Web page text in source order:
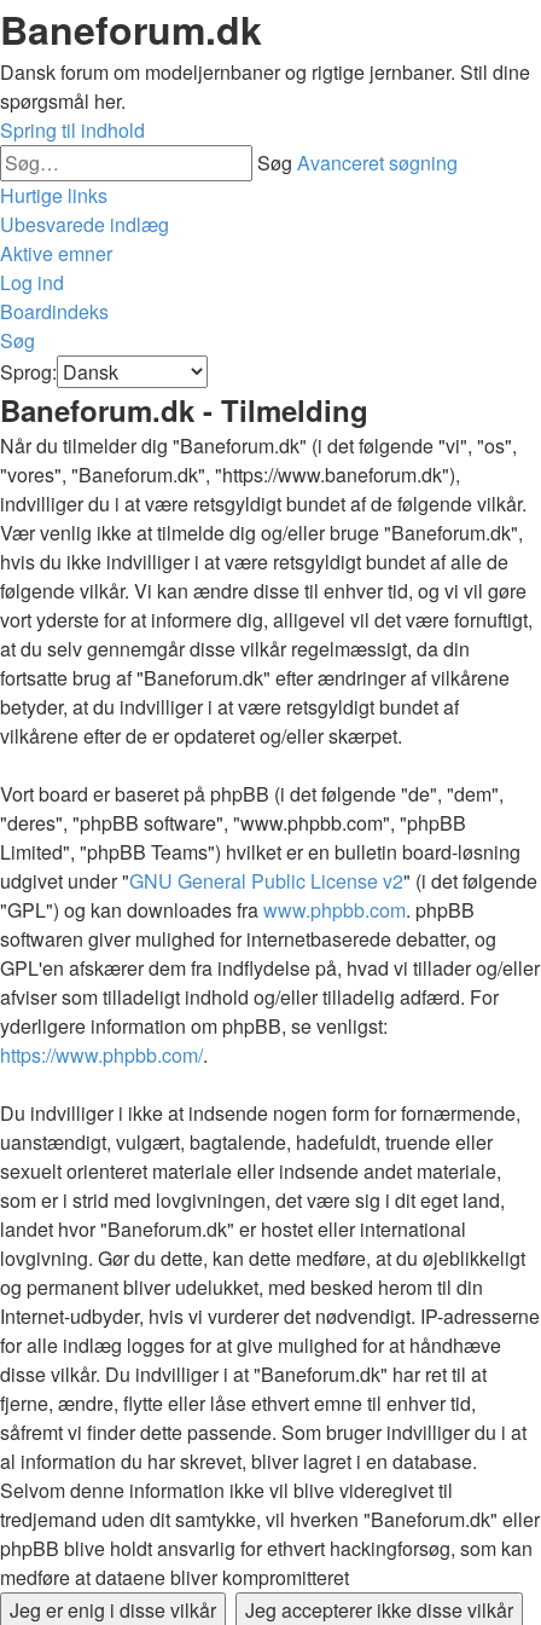
Baneforum.dk
Dansk forum om modeljernbaner og rigtige jernbaner. Stil dine
spørgsmål her.
Spring til indhold
Søg Avanceret søgning
Hurtige links
Ubesvarede indlæg
Aktive emner
Log ind
Boardindeks
Søg
Sprog:
Baneforum.dk - Tilmelding
Når du tilmelder dig "Baneforum.dk" (i det følgende "vi", "os",
"vores", "Baneforum.dk", "https://www.baneforum.dk"),
indvilliger du i at være retsgyldigt bundet af de følgende vilkår.
Vær venlig ikke at tilmelde dig og/eller bruge "Baneforum.dk",
hvis du ikke indvilliger i at være retsgyldigt bundet af alle de
følgende vilkår. Vi kan ændre disse til enhver tid, og vi vil gøre
vort yderste for at informere dig, alligevel vil det være fornuftigt,
at du selv gennemgår disse vilkår regelmæssigt, da din
fortsatte brug af "Baneforum.dk" efter ændringer af vilkårene
betyder, at du indvilliger i at være retsgyldigt bundet af
vilkårene efter de er opdateret og/eller skærpet.
Vort board er baseret på phpBB (i det følgende "de", "dem",
"deres", "phpBB software", "www.phpbb.com", "phpBB
Limited", "phpBB Teams") hvilket er en bulletin board-løsning
udgivet under "GNU General Public License v2" (i det følgende
"GPL") og kan downloades frawww.phpbb.com. phpBB
softwaren giver mulighed for internetbaserede debatter, og
GPL'en afskærer dem fra indflydelse på, hvad vi tillader og/eller
afviser som tilladeligt indhold og/eller tilladelig adfærd. For
yderligere information om phpBB, se venligst:
https://www.phpbb.com/.
Du indvilliger i ikke at indsende nogen form for fornærmende,
uanstændigt, vulgært, bagtalende, hadefuldt, truende eller
sexuelt orienteret materiale eller indsende andet materiale,
som er i strid med lovgivningen, det være sig i dit eget land,
landet hvor "Baneforum.dk" er hostet eller international
lovgivning. Gør du dette, kan dette medføre, at du øjeblikkeligt
og permanent bliver udelukket, med besked herom til din
Internet-udbyder, hvis vi vurderer det nødvendigt. IP-adresserne
for alle indlæg logges for at give mulighed for at håndhæve
disse vilkår. Du indvilliger i at "Baneforum.dk" har ret til at
fjerne, ændre, flytte eller låse ethvert emne til enhver tid,
såfremt vi finder dette passende. Som bruger indvilliger du i at
al information du har skrevet, bliver lagret i en database.
Selvom denne information ikke vil blive videregivet til
tredjemand uden dit samtykke, vil hverken "Baneforum.dk" eller
phpBB blive holdt ansvarlig for ethvert hackingforsøg, som kan
medføre at dataene bliver kompromitteret